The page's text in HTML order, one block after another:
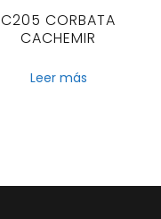
C205 CORBATA
CACHEMIR
Leer más